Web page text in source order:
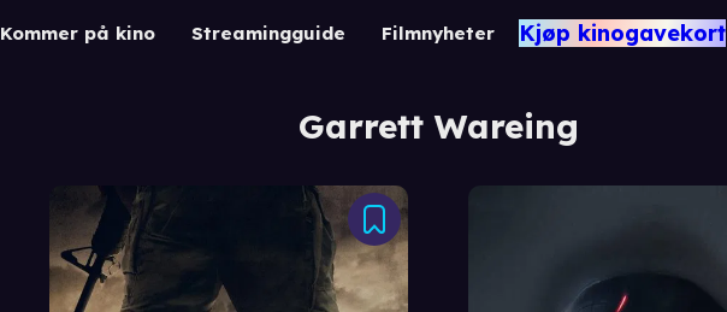
Kommer på kino Streamingguide Filmnyheter Kjøp kinogavekort
Garrett Wareing